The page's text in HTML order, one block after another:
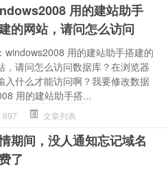
用的建站助手
的网站，请问怎么访问
windows2008 用的建站助手搭建的
，请问怎么访问数据库？在浏览器
入什么才能访问啊？我要修改数据
用的建站助手搭...
697 文章列表
期间，没人通知忘记域名
了